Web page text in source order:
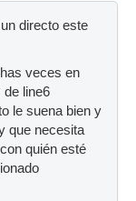
directo este
veces en
de line6
le suena bien y
que necesita
quién esté